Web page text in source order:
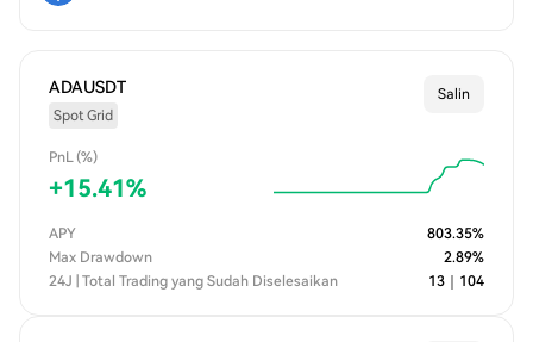
ADAUSDT
Spot Grid
Salin
PnL (%)
+15.41%
APY 803.35%
Max Drawdown
2.89%
24J | Total Trading yang Sudah Diselesaikan
13 104